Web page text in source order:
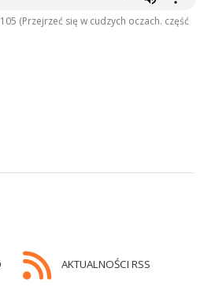
105 (Przejrzeć się w cudzych oczach. część
AKTUALNOŚCI RSS